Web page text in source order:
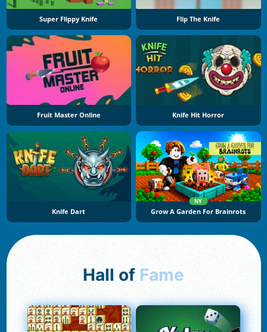
Super Flippy Knife Flip The Knife
Fruit Master Online Knife Hit Horror
Knife Dart
NY
Grow A Garden For Brainrots
Hall of Fame